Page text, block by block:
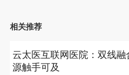
相关推荐
云太医互联网医院：双线
源触手可及